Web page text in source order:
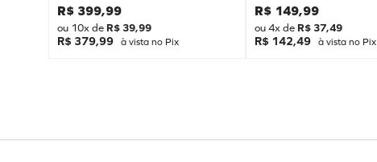
R$ 399,99
ou 10x de R$ 39,99
R$ 379,99 à vista no Pix
R$ 149,99
ou4x de R$ 37,49
R$ 142,49 à vista no Pix